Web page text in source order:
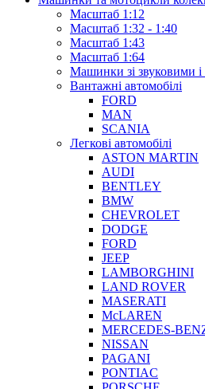
Масштаб 1:12
Масштаб 1:32 - 1:40
Масштаб 1:43
Масштаб 1:64
Машинки зі звуковими
Вантажні автомобілі
FORD
MAN
SCANIA
Легкові автомобілі
ASTON MARTIN
AUDI
BENTLEY
BMW
CHEVROLET
DODGE
FORD
JEEP
LAMBORGHINI
LAND ROVER
MASERATI
McLAREN
MERCEDES-
NISSAN
PAGANI
PONTIAC